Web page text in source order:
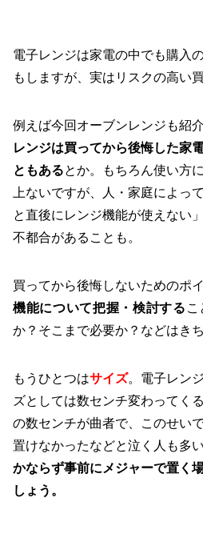
電子レンジは家電の中でも購入
もしますが、実はリスクの高い
例えば今回オーブンレンジも紹
レンジは買ってから後悔した家
ともあるとか。もちろん使い方
上ないですが、人・家庭によっ
と直後にレンジ機能が使えない
不都合があることも。
買ってから後悔しないためのポ
機能について把握・検討する
か？そこまで必要か？などはき
もうひとつはサイズ。電子レン
ズとしては数センチ変わってく
の数センチが曲者で、このせい
置けなかったなどと泣く人も多
かならず事前にメジャーで置く
しょう。